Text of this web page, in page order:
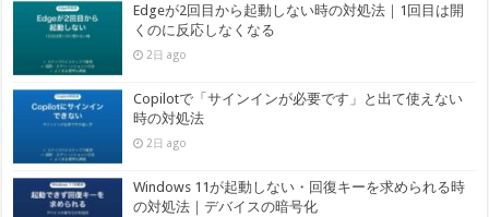
Edgeが2回目から起動しない時の対処法｜1回目は開
くのに反応しなくなる
2日 ago
Copilotで「サインインが必要です」と出て使えない
時の対処法
2日 ago
Windows 11が起動しない・回復キーを求められる時
の対処法｜デバイスの暗号化